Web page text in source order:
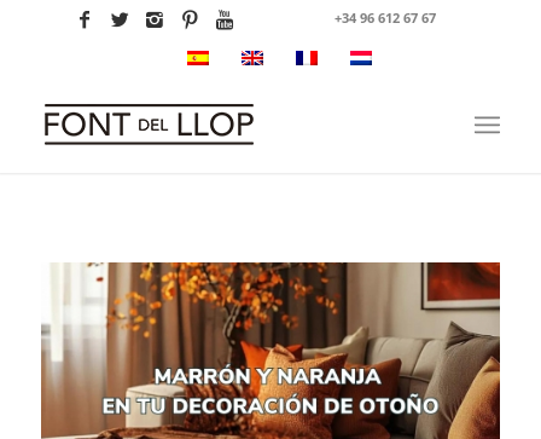
+34 96 612 67 67